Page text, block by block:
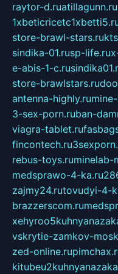
raytor-d.ruatillagunn.ru
store-brawl-stars.ru
sindika-01.rusp-life.ru
e-abis-1-c.ru
store-brawlstars.ru
antenna-highly.ru
3-sex-porn.ruban-
viagra-tablet.ru
fincontech.ru
rebus-toys.ruminelab-
medsprawo-4-ka.ru
zajmy24.rutovudyi-4-
brazzerscom.ru
vskrytie-zamkov-
zed-online.ru